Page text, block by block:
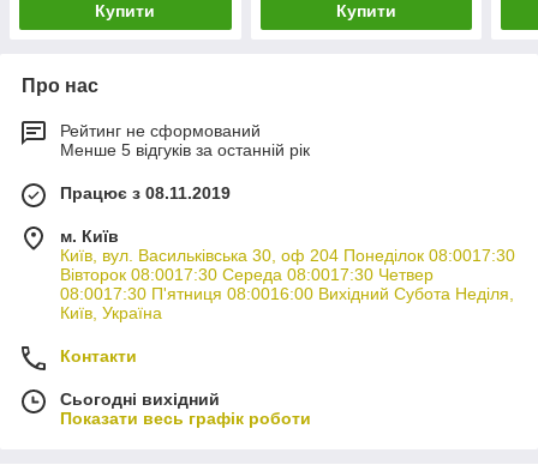
Купити Купити
Про нас
Рейтинг не сформований
Менше 5 відгуків за останній рік
Працює з 08.11.2019
м. Київ
Київ, вул. Васильківська 30, оф 204 Понеділок 08:0017:30
Вівторок 08:0017:30 Середа 08:0017:30 Четвер
08:0017:30 П'ятниця 08:0016:00 Вихідний Субота Неділя,
Київ, Україна
Контакти
Сьогодні вихідний
Показати весь графік роботи